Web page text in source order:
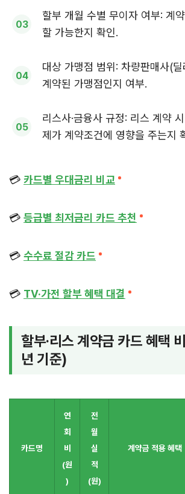
할부 개월 수별 무이자 여부: 계
할 가능한지 확인.
대상 가맹점 범위: 차량판매사(
계약된 가맹점인지 여부.
리스사·금융사 규정: 리스 계약
제가 계약조건에 영향을 주는지
💳 카드별 우대금리 비교
💳 등급별 최저금리 카드 추천
💳 수수료 절감 카드
💳 TV·가전 할부 혜택 대결
할부·리스 계약금 카드 혜택
년 기준)
카드명
연
회
비
(원
)
전
월
실
적
(원)
계약금 적용 혜택